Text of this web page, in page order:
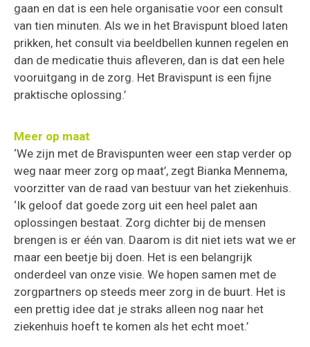
gaan en dat is een hele organisatie voor een consult
van tien minuten. Als we in het Bravispunt bloed laten
prikken, het consult via beeldbellen kunnen regelen en
dan de medicatie thuis afleveren, dan is dat een hele
vooruitgang in de zorg. Het Bravispunt is een fijne
praktische oplossing.’
Meer op maat
‘We zijn met de Bravispunten weer een stap verder op
weg naar meer zorg op maat’, zegt Bianka Mennema,
voorzitter van de raad van bestuur van het ziekenhuis.
‘Ik geloof dat goede zorg uit een heel palet aan
oplossingen bestaat. Zorg dichter bij de mensen
brengen is er één van. Daarom is dit niet iets wat we er
maar een beetje bij doen. Het is een belangrijk
onderdeel van onze visie. We hopen samen met de
zorgpartners op steeds meer zorg in de buurt. Het is
een prettig idee dat je straks alleen nog naar het
ziekenhuis hoeft te komen als het echt moet.’